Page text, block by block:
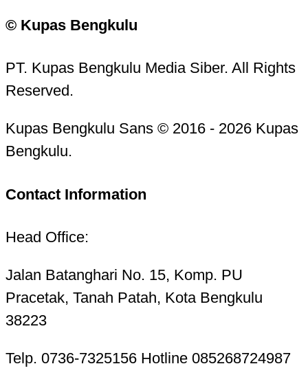
© Kupas Bengkulu
PT. Kupas Bengkulu Media Siber. All Rights
Reserved.
Kupas Bengkulu Sans © 2016 - 2026 Kupas
Bengkulu.
Contact Information
Head Office:
Jalan Batanghari No. 15, Komp. PU
Pracetak, Tanah Patah, Kota Bengkulu
38223
Telp. 0736-7325156 Hotline 085268724987